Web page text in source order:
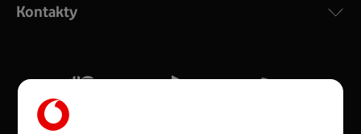
silný signál pro celou domácnost. Kompaktní rozměry 21
Více o COMPAL CH7465VF
Kontakty